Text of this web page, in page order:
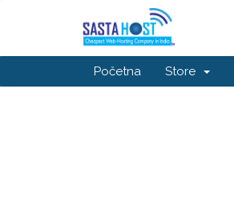
Početna Store